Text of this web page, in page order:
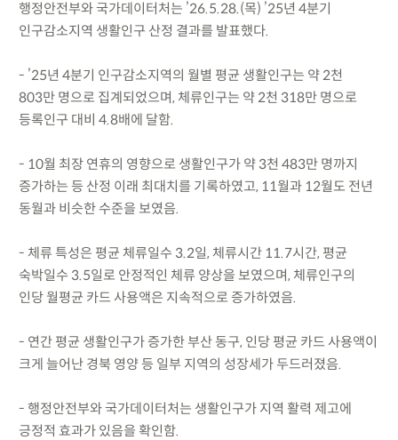
행정안전부와 국가데이터처는 ’26.5.28.(목) ’25년 4분기
인구감소지역 생활인구 산정 결과를 발표했다.
- ’25년 4분기 인구감소지역의 월별 평균 생활인구는 약 2천
803만 명으로 집계되었으며, 체류인구는 약 2천 318만 명으로
등록인구 대비 4.8배에 달함.
- 10월 최장 연휴의 영향으로 생활인구가 약 3천 483만 명까지
증가하는 등 산정 이래 최대치를 기록하였고, 11월과 12월도 전년
동월과 비슷한 수준을 보였음.
- 체류 특성은 평균 체류일수 3.2일, 체류시간 11.7시간, 평균
숙박일수 3.5일로 안정적인 체류 양상을 보였으며, 체류인구의
인당 월평균 카드 사용액은 지속적으로 증가하였음.
- 연간 평균 생활인구가 증가한 부산 동구, 인당 평균 카드 사용액이
크게 늘어난 경북 영양 등 일부 지역의 성장세가 두드러졌음.
- 행정안전부와 국가데이터처는 생활인구가 지역 활력 제고에
긍정적 효과가 있음을 확인함.